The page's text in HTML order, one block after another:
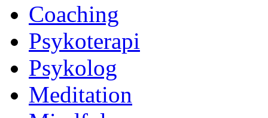
Coaching
Psykoterapi
Psykolog
Meditation